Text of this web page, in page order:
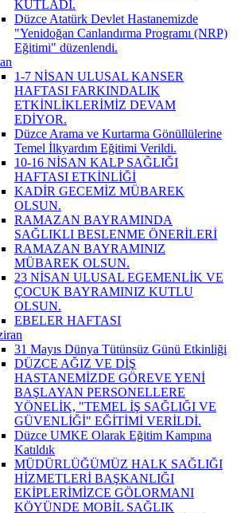
KUTLADI.
Düzce Atatürk Devlet Hastanemizde
"Yenidoğan Canlandırma Programı (NRP)
Eğitimi" düzenlendi.
1-7 NİSAN ULUSAL KANSER
HAFTASI FARKINDALIK
ETKİNLİKLERİMİZ DEVAM
EDİYOR.
Düzce Arama ve Kurtarma Gönüllülerine
Temel İlkyardım Eğitimi Verildi.
10-16 NİSAN KALP SAĞLIĞI
HAFTASI ETKİNLİĞİ
KADİR GECEMİZ MÜBAREK
OLSUN.
RAMAZAN BAYRAMINDA
SAĞLIKLI BESLENME ÖNERİLERİ
RAMAZAN BAYRAMINIZ
MÜBAREK OLSUN.
23 NİSAN ULUSAL EGEMENLİK VE
ÇOCUK BAYRAMINIZ KUTLU
OLSUN.
EBELER HAFTASI
31 Mayıs Dünya Tütünsüz Günü Etkinliği
DÜZCE AĞIZ VE DİŞ
HASTANEMİZDE GÖREVE YENİ
BAŞLAYAN PERSONELLERE
YÖNELİK, "TEMEL İŞ SAĞLIĞI VE
GÜVENLİĞİ" EĞİTİMİ VERİLDİ.
Düzce UMKE Olarak Eğitim Kampına
Katıldık
MÜDÜRLÜĞÜMÜZ HALK SAĞLIĞI
HİZMETLERİ BAŞKANLIĞI
EKİPLERİMİZCE GÖLORMANI
KÖYÜNDE MOBİL SAĞLIK